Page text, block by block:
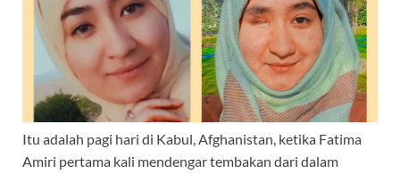
Itu adalah pagi hari di Kabul, Afghanistan, ketika Fatima
Amiri pertama kali mendengar tembakan dari dalam